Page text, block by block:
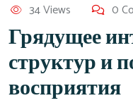
34 Views 0
Грядущее
структур и
восприятия